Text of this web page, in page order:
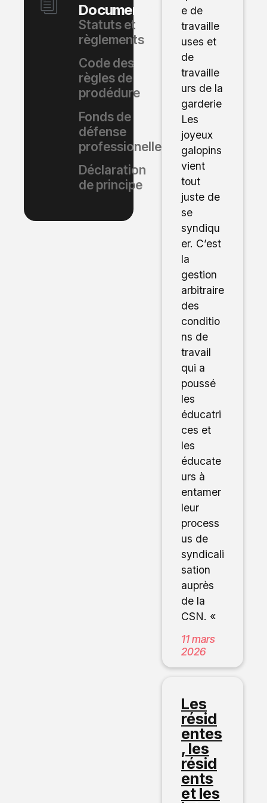
Documents
Statuts et
règlements
Code des
règles de
prodédure
Fonds de
défense
professionelle
Déclaration
de principe
e de
travaille
uses et
de
travaille
urs de la
garderie
Les
joyeux
galopins
vient
tout
juste de
se
syndiqu
er. C’est
la
gestion
arbitraire
des
conditio
ns de
travail
qui a
poussé
les
éducatri
ces et
les
éducate
urs à
entamer
leur
process
us de
syndicali
sation
auprès
de la
CSN. «
11 mars
2026
Les
résid
entes
, les
résid
ents
et les